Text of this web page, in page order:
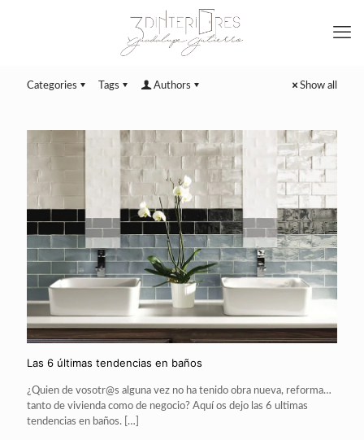
Categories Tags Authors Show all
Las 6 últimas tendencias en baños
¿Quien de vosotr@s alguna vez no ha tenido obra nueva, reforma…
tanto de vivienda como de negocio? Aquí os dejo las 6 ultimas
tendencias en baños. […]